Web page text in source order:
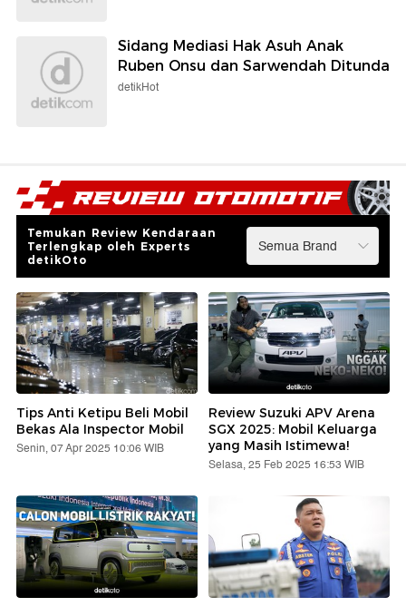
Sidang Mediasi Hak Asuh Anak
Ruben Onsu dan Sarwendah Ditunda
detikHot
Temukan Review Kendaraan
Terlengkap oleh Experts
detikOto
Tips Anti Ketipu Beli Mobil
Bekas Ala Inspector Mobil
Senin, 07 Apr 2025 10:06 WIB
Review Suzuki APV Arena
SGX 2025: Mobil Keluarga
yang Masih Istimewa!
Selasa, 25 Feb 2025 16:53 WIB